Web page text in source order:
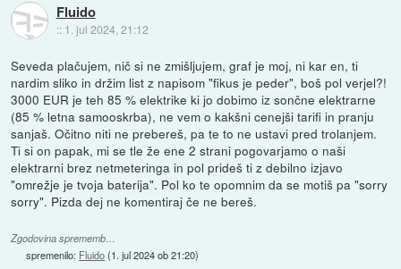
Fluido
:: 1. jul 2024, 21:12
Seveda plačujem, nič si ne zmišljujem, graf je moj, ni kar en, ti
nardim sliko in držim list z napisom "fikus je peder", boš pol verjel?!
3000 EUR je teh 85 % elektrike ki jo dobimo iz sončne elektrarne
(85 % letna samooskrba), ne vem o kakšni cenejši tarifi in pranju
sanjaš. Očitno niti ne prebereš, pa te to ne ustavi pred trolanjem.
Ti si on papak, mi se tle že ene 2 strani pogovarjamo o naši
elektrarni brez netmeteringa in pol prideš ti z debilno izjavo
"omrežje je tvoja baterija". Pol ko te opomnim da se motiš pa "sorry
sorry". Pizda dej ne komentiraj če ne bereš.
Zgodovina sprememb…
spremenilo: Fluido(1. jul 2024 ob 21:20)